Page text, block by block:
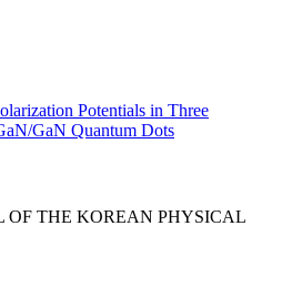
Potentials in Three
GaN Quantum Dots
OF THE KOREAN PHYSICAL